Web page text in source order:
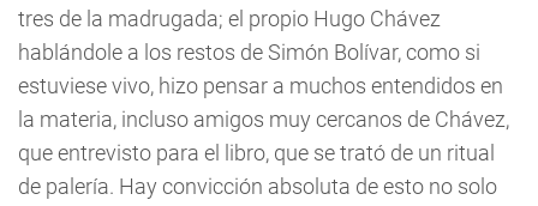
tres de la madrugada; el propio Hugo Chávez
hablándole a los restos de Simón Bolívar, como si
estuviese vivo, hizo pensar a muchos entendidos en
la materia, incluso amigos muy cercanos de Chávez,
que entrevisto para el libro, que se trató de un ritual
de palería. Hay convicción absoluta de esto no solo